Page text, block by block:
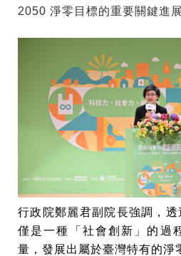
2050 淨零目標的重要關鍵進展
行政院鄭麗君副院長強調，
僅是一種「社會創新」的過
量，發展出屬於臺灣特有的淨